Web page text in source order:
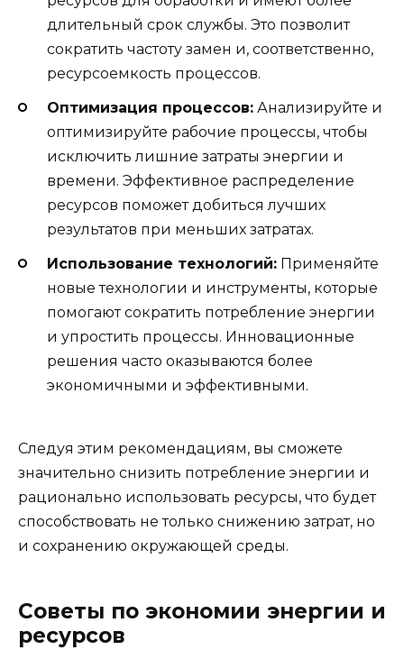
длительный срок службы. Это позволит
сократить частоту замен и, соответственно,
ресурсоемкость процессов.
Оптимизация процессов: Анализируйте и
оптимизируйте рабочие процессы, чтобы
исключить лишние затраты энергии и
времени. Эффективное распределение
ресурсов поможет добиться лучших
результатов при меньших затратах.
Использование технологий: Применяйте
новые технологии и инструменты, которые
помогают сократить потребление энергии
и упростить процессы. Инновационные
решения часто оказываются более
экономичными и эффективными.
Следуя этим рекомендациям, вы сможете
значительно снизить потребление энергии и
рационально использовать ресурсы, что будет
способствовать не только снижению затрат, но
и сохранению окружающей среды.
Советы по экономии энергии и
ресурсов